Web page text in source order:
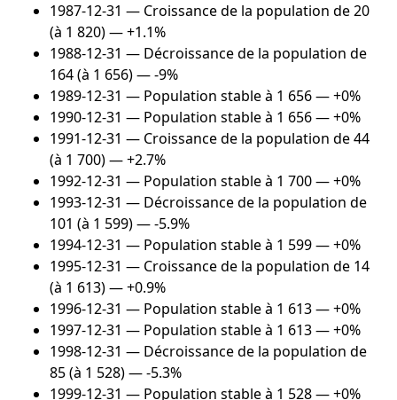
1987-12-31 — Croissance de la population de 20
(à 1 820) — +1.1%
1988-12-31 — Décroissance de la population de
164 (à 1 656) — -9%
1989-12-31 — Population stable à 1 656 — +0%
1990-12-31 — Population stable à 1 656 — +0%
1991-12-31 — Croissance de la population de 44
(à 1 700) — +2.7%
1992-12-31 — Population stable à 1 700 — +0%
1993-12-31 — Décroissance de la population de
101 (à 1 599) — -5.9%
1994-12-31 — Population stable à 1 599 — +0%
1995-12-31 — Croissance de la population de 14
(à 1 613) — +0.9%
1996-12-31 — Population stable à 1 613 — +0%
1997-12-31 — Population stable à 1 613 — +0%
1998-12-31 — Décroissance de la population de
85 (à 1 528) — -5.3%
1999-12-31 — Population stable à 1 528 — +0%